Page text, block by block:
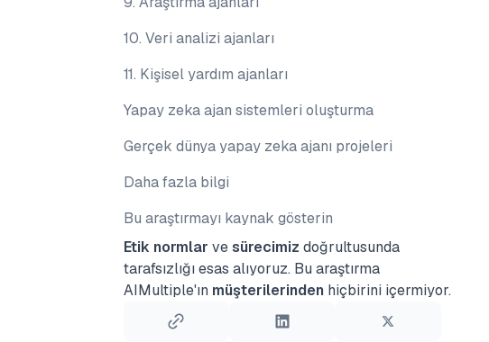
10. Veri analizi ajanları
11. Kişisel yardım ajanları
Yapay zeka ajan sistemleri oluşturma
Gerçek dünya yapay zeka ajanı projeleri
Daha fazla bilgi
Bu araştırmayı kaynak gösterin
Etik normlar vesürecimiz doğrultusunda
tarafsızlığı esas alıyoruz. Bu araştırma
AIMultiple'ın müşterilerindenhiçbirini içermiyor.